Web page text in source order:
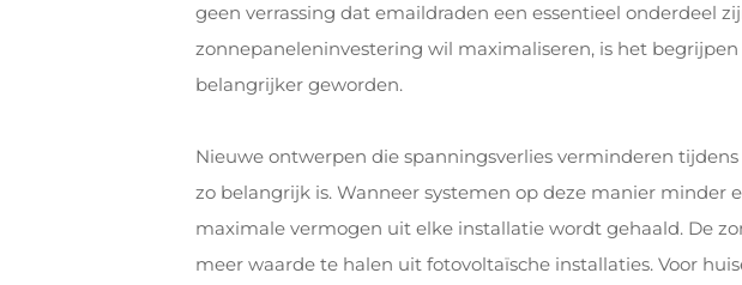
geen verrassing dat emaildraden een essentieel onderdeel
zonnepaneleninvestering wil maximaliseren, is het
belangrijker geworden.
Nieuwe ontwerpen die spanningsverlies verminderen
zo belangrijk is. Wanneer systemen op deze manier
maximale vermogen uit elke installatie wordt gehaald. De
meer waarde te halen uit fotovoltaïsche installaties. Voor